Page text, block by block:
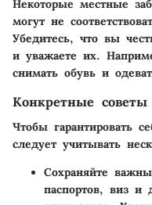
Некоторые местные
могут не
Убедитесь, что вы
и уважаете их.
снимать обувь и
Конкретные
Чтобы гарантировать
следует учитывать
Сохраняйте
паспортов, виз и